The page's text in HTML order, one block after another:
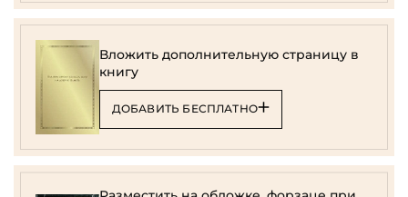
Вложить дополнительную страницу в
книгу
ДОБАВИТЬ БЕСПЛАТНО